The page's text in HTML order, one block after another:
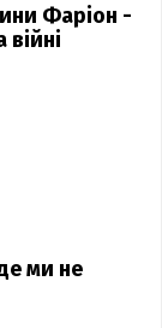
Фаріон -
ми не